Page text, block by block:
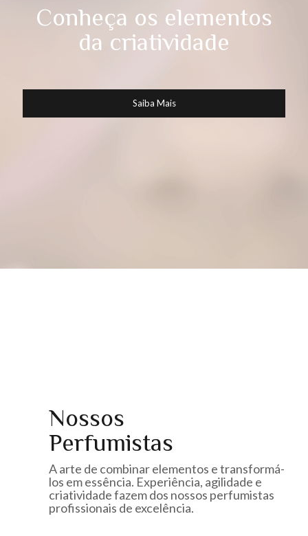
Conheça os elementos
da criatividade
Saiba Mais
Nossos
Perfumistas
A arte de combinar elementos e transformá-
los em essência. Experiência, agilidade e
criatividade fazem dos nossos perfumistas
profissionais de excelência.